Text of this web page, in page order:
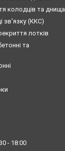
колодців та днища
зв'язку (ККС)
лотків
та
18:00